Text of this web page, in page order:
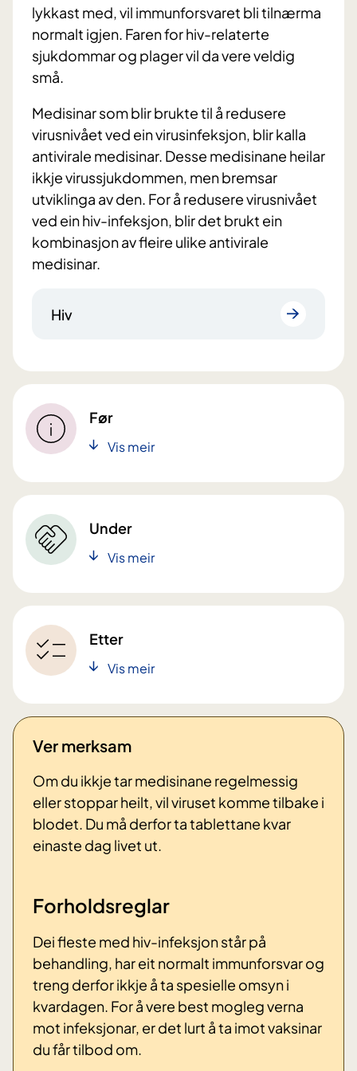
lykkast med, vil immunforsvaret bli tilnærma
normalt igjen. Faren for hiv-relaterte
sjukdommar og plager vil da vere veldig
små.
Medisinar som blir brukte til å redusere
virusnivået ved ein virusinfeksjon, blir kalla
antivirale medisinar. Desse medisinane heilar
ikkje virussjukdommen, men bremsar
utviklinga av den. For å redusere virusnivået
ved ein hiv-infeksjon, blir det brukt ein
kombinasjon av fleire ulike antivirale
medisinar.
Hiv
Før
Vis meir
Under
Vis meir
Etter
Vis meir
Ver merksam
Om du ikkje tar medisinane regelmessig
eller stoppar heilt, vil viruset komme tilbake i
blodet. Du må derfor ta tablettane kvar
einaste dag livet ut.
Forholdsreglar
Dei fleste med hiv-infeksjon står på
behandling, har eit normalt immunforsvar og
treng derfor ikkje å ta spesielle omsyn i
kvardagen. For å vere best mogleg verna
mot infeksjonar, er det lurt å ta imot vaksinar
du får tilbod om.